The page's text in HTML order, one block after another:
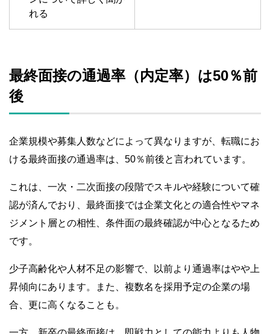
れる
最終面接の通過率（内定率）は50％前
後
企業規模や募集人数などによって異なりますが、転職にお
ける最終面接の通過率は、50％前後と言われています。
これは、一次・二次面接の段階でスキルや経験について確
認が済んでおり、最終面接では企業文化との適合性やマネ
ジメント層との相性、条件面の最終確認が中心となるため
です。
少子高齢化や人材不足の影響で、以前より通過率はやや上
昇傾向にあります。また、複数名を採用予定の企業の場
合、更に高くなることも。